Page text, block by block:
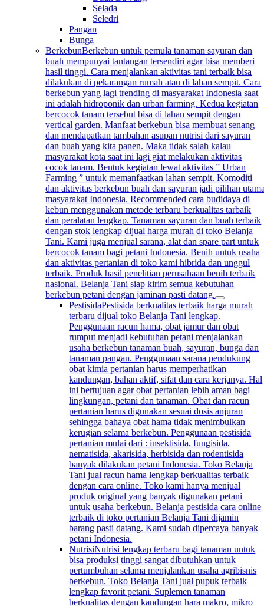
Selada
Seledri
Pangan
Bunga
BerkebunBerkebun untuk pemula tanaman sayuran dan
buah mempunyai tantangan tersendiri agar bisa memberi
hasil tinggi. Cara menjalankan aktivitas tani terbaik bisa
dilakukan di pekarangan rumah atau di lahan sempit. Cara
berkebun yang lagi trending di masyarakat Indonesia saat
ini adalah hidroponik dan urban farming. Kedua kegiatan
bercocok tanam tersebut bisa di lahan sempit dengan
vertical garden. Manfaat berkebun bisa membuat senang
dan mendapatkan tambahan asupan nutrisi dari sayuran
dan buah yang kita panen. Maka tidak salah kalau
masyarakat kota saat ini lagi giat melakukan aktivitas
cocok tanam. Bentuk kegiatan lewat aktivitas ” Urban
Farming ” untuk memanfaatkan lahan sempit. Komoditi
dan aktivitas berkebun buah dan sayuran jadi pilihan
masyarakat Indonesia. Recommended cara budidaya di
kebun menggunakan metode terbaru berkualitas tarbaik
dan peralatan lengkap. Tanaman sayuran dan buah terbaik
dengan stok lengkap dijual harga murah di toko Belanja
Tani. Kami juga menjual sarana, alat dan spare part untuk
bercocok tanam bagi petani Indonesia. Benih untuk usaha
dan aktivitas pertanian di toko kami hibrida dan unggul
terbaik. Produk hasil penelitian perusahaan benih terbaik
nasional. Belanja Tani siap kirim semua kebutuhan
berkebun petani dengan jaminan pasti datang.
PestisidaPestisida berkualitas terbaik harga murah
terbaru dijual toko Belanja Tani lengkap.
Penggunaan racun hama, obat jamur dan obat
rumput menjadi kebutuhan petani menjalankan
usaha berkebun tanaman buah, sayuran, bunga dan
tanaman pangan. Penggunaan sarana pendukung
obat kimia pertanian harus memperhatikan
kandungan, bahan aktif, sifat dan cara kerjanya. Hal
ini bertujuan agar obat pertanian lebih aman bagi
lingkungan, petani dan tanaman. Obat dan racun
pertanian harus digunakan sesuai dosis anjuran
sehingga bahaya obat hama tidak menimbulkan
kerugian selama berkebun. Penggunaan pestisida
pertanian mulai dari : insektisida, fungisida,
nematisida, akarisida, herbisida dan rodentisida
banyak dilakukan petani Indonesia. Toko Belanja
Tani jual racun hama lengkap berkualitas terbaik
dengan cara online. Toko kami hanya menjual
produk original yang banyak digunakan petani
untuk usaha berkebun. Belanja pestisida cara online
terbaik di toko pertanian Belanja Tani dijamin
barang pasti datang. Kami sudah dipercaya banyak
petani Indonesia.
NutrisiNutrisi lengkap terbaru bagi tanaman untuk
bisa produksi tinggi sangat dibutuhkan untuk
pertumbuhan selama menjalankan usaha agribisnis
berkebun. Toko Belanja Tani jual pupuk terbaik
lengkap favorit petani. Suplemen tanaman
berkualitas dengan kandungan hara makro, mikro